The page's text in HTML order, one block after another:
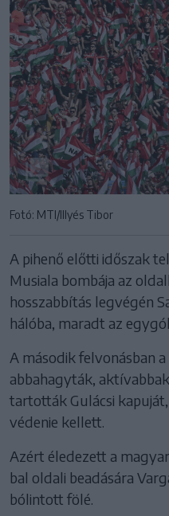
Fotó: MTI/Illyés Tibor
A pihenő előtti időszak
Musiala bombája az
hosszabbítás legvégén
hálóba, maradt az
A második felvonásban
abbahagyták,
tartották Gulácsi
védenie kellett.
Azért éledezett a
bal oldali beadására
bólintott fölé.